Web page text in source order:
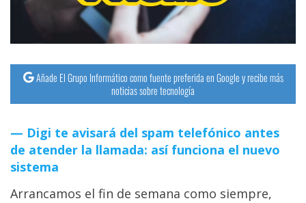
Añade El Grupo Informático como fuente preferida en Google y recibe más
noticias sobre tecnología
Digi te avisará del spam telefónico antes
de atender la llamada: así funciona el nuevo
sistema
Arrancamos el fin de semana como siempre,